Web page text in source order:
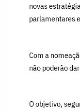
novas
parlamentares
Com a
não poderão
O objetivo,